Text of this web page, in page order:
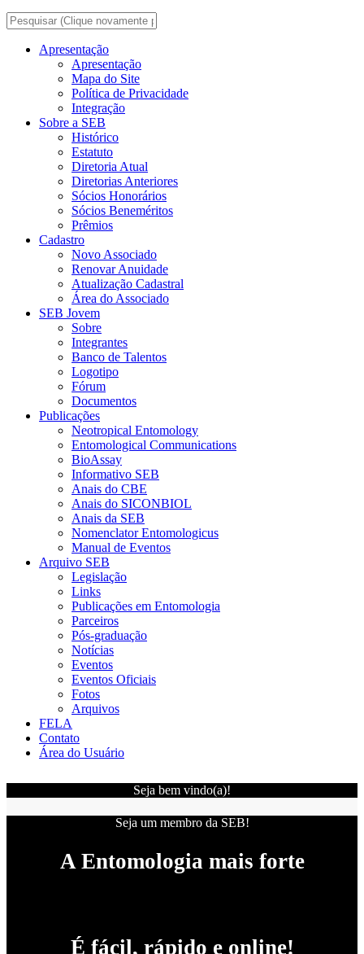
Apresentação
Apresentação
Mapa do Site
Política de Privacidade
Integração
Sobre a SEB
Histórico
Estatuto
Diretoria Atual
Diretorias Anteriores
Sócios Honorários
Sócios Beneméritos
Prêmios
Cadastro
Novo Associado
Renovar Anuidade
Atualização Cadastral
Área do Associado
SEB Jovem
Sobre
Integrantes
Banco de Talentos
Logotipo
Fórum
Documentos
Publicações
Neotropical Entomology
Entomological Communications
BioAssay
Informativo SEB
Anais do CBE
Anais do SICONBIOL
Anais da SEB
Nomenclator Entomologicus
Manual de Eventos
Arquivo SEB
Legislação
Links
Publicações em Entomologia
Parceiros
Pós-graduação
Notícias
Eventos
Eventos Oficiais
Fotos
Arquivos
FELA
Contato
Área do Usuário
Seja bem vindo(a)!
Seja um membro da SEB!
A Entomologia mais forte
É fácil, rápido e online!